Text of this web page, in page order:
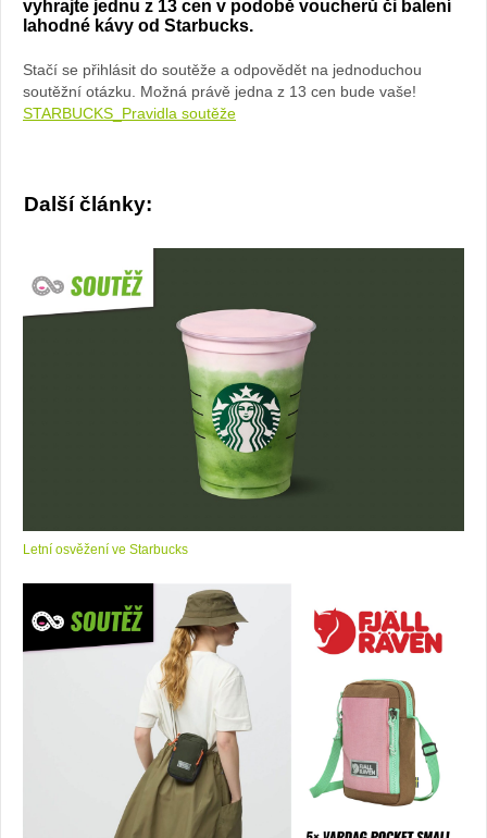
vyhrajte jednu z 13 cen v podobě voucherů či balení
lahodné kávy od Starbucks.
Stačí se přihlásit do soutěže a odpovědět na jednoduchou
soutěžní otázku. Možná právě jedna z 13 cen bude vaše!
STARBUCKS_Pravidla soutěže
Další články:
Letní osvěžení ve Starbucks